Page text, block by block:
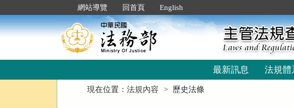
到
主
要
網站導覽 回首頁 English
最新訊息 法規體
現在位置：法規內容 歷史法條